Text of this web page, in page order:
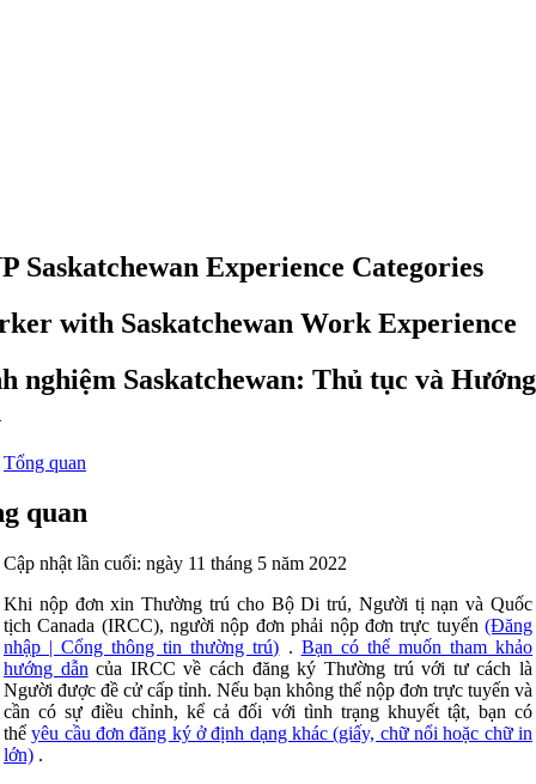
Saskatchewan Experience Categories
with Saskatchewan Work Experience
nghiệm Saskatchewan: Thủ tục và Hướng
Tổng quan
quan
Cập nhật lần cuối: ngày 11 tháng 5 năm 2022
Khi nộp đơn xin Thường trú cho Bộ Di trú, Người tị nạn và Quốc
tịch Canada (IRCC), người nộp đơn phải nộp đơn trực tuyến (Đăng
nhập | Cổng thông tin thường trú) . Bạn có thể muốn tham khảo
hướng dẫn của IRCC về cách đăng ký Thường trú với tư cách là
Người được đề cử cấp tỉnh. Nếu bạn không thể nộp đơn trực tuyến và
cần có sự điều chỉnh, kể cả đối với tình trạng khuyết tật, bạn có
thểyêu cầu đơn đăng ký ở định dạng khác (giấy, chữ nổi hoặc chữ in
lớn) .